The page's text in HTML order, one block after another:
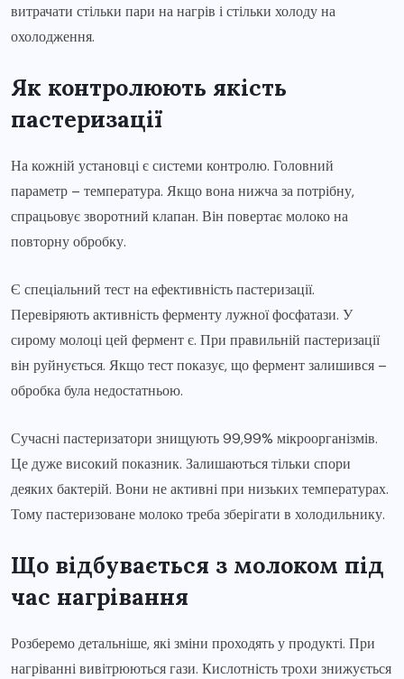
витрачати стільки пари на нагрів і стільки холоду на
охолодження.
Як контролюють якість
пастеризації
На кожній установці є системи контролю. Головний
параметр – температура. Якщо вона нижча за потрібну,
спрацьовує зворотний клапан. Він повертає молоко на
повторну обробку.
Є спеціальний тест на ефективність пастеризації.
Перевіряють активність ферменту лужної фосфатази. У
сирому молоці цей фермент є. При правильній пастеризації
він руйнується. Якщо тест показує, що фермент залишився –
обробка була недостатньою.
Сучасні пастеризатори знищують 99,99% мікроорганізмів.
Це дуже високий показник. Залишаються тільки спори
деяких бактерій. Вони не активні при низьких температурах.
Тому пастеризоване молоко треба зберігати в холодильнику.
Що відбувається з молоком під
час нагрівання
Розберемо детальніше, які зміни проходять у продукті. При
нагріванні вивітрюються гази. Кислотність трохи знижується